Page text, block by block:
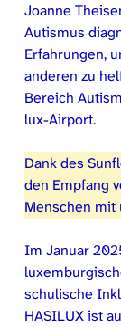
Joanne
Autismus
Erfahrungen,
anderen zu
Bereich
lux-Airport.
Dank des
den Empfang
Menschen mit
Im Januar
schulische
HASILUX ist